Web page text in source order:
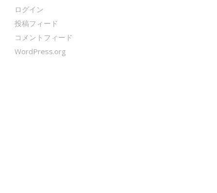
ログイン
投稿フィード
コメントフィード
WordPress.org